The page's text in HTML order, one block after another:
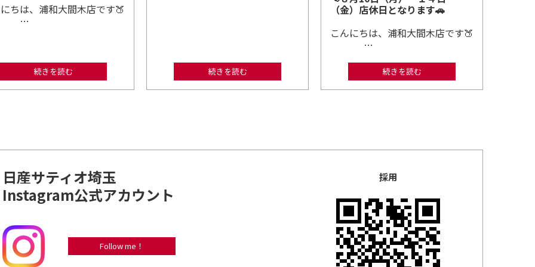
ちは、浦和大間木店です🍑
続きを読む 続きを読む
（金）店休日となります🚗
こんにちは、浦和大間木店です🍑
…
続きを読む
日産サティオ埼玉
Instagram公式アカウント
Follow me！
採用